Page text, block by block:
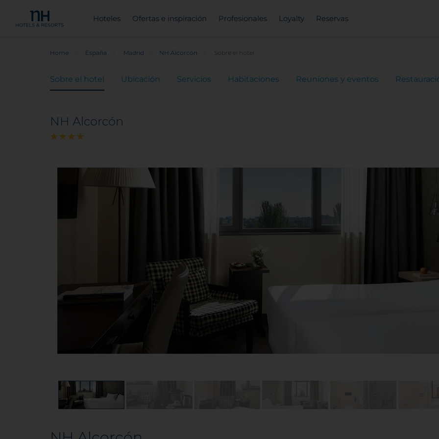
Hoteles Ofertas e inspiración Profesionales Loyalty Reservas
Home España Madrid NH Alcorcón Sobre el hotel
Sobre el hotel Ubicación Servicios Habitaciones Reuniones y eventos
NH Alcorcón